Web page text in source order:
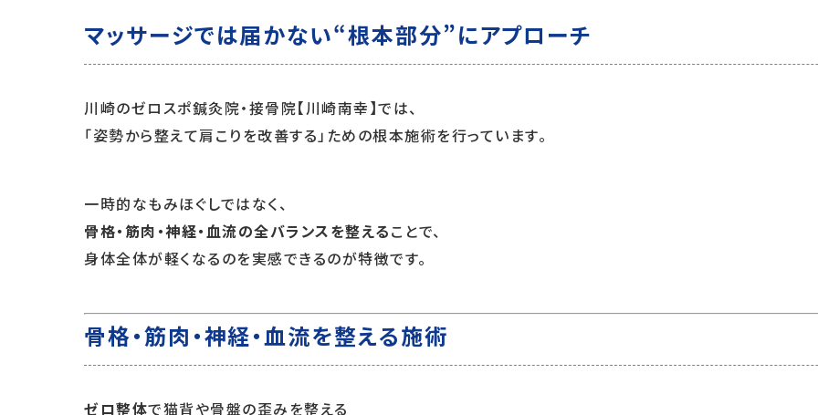
マッサージでは届かない“根本部分”にアプローチ
川崎のゼロスポ鍼灸院・接骨院【川崎南幸】では、
「姿勢から整えて肩こりを改善する」ための根本施術を行っています。
一時的なもみほぐしではなく、
骨格・筋肉・神経・血流の全バランスを整えることで、
身体全体が軽くなるのを実感できるのが特徴です。
骨格・筋肉・神経・血流を整える施術
ゼロ整体で猫背や骨盤の歪みを整える